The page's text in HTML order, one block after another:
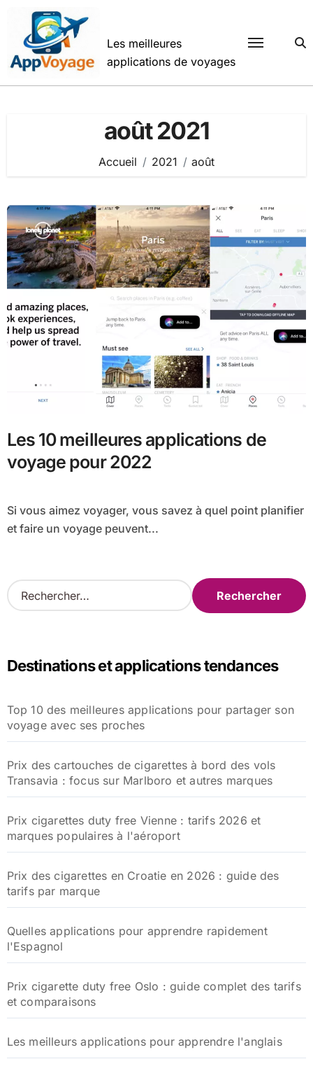
contenu
Les meilleures
applications de voyages
août 2021
Accueil 2021 août
Les 10 meilleures applications de
voyage pour 2022
Si vous aimez voyager, vous savez à quel point planifier
et faire un voyage peuvent...
R
e
r
e
r
Destinations et applications tendances
Top 10 des meilleures applications pour partager son
voyage avec ses proches
Prix des cartouches de cigarettes à bord des vols
Transavia : focus sur Marlboro et autres marques
Prix cigarettes duty free Vienne : tarifs 2026 et
marques populaires à l'aéroport
Prix des cigarettes en Croatie en 2026 : guide des
tarifs par marque
Quelles applications pour apprendre rapidement
l'Espagnol
Prix cigarette duty free Oslo : guide complet des tarifs
et comparaisons
Les meilleurs applications pour apprendre l'anglais